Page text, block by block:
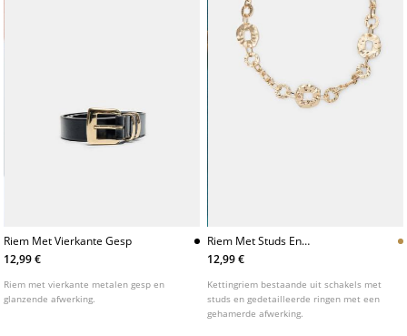
Riem Met Vierkante Gesp
12,99 €
Riem met vierkante metalen gesp en
glanzende afwerking.
Riem Met Studs En
Gehamerde Ringen
12,99 €
Kettingriem bestaande uit schakels met
studs en gedetailleerde ringen met een
gehamerde afwerking.